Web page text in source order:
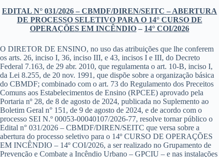
EDITAL N° 031/2026 – CBMDF/DIREN/SEITC – ABERTURA
DE PROCESSO SELETIVO PARA O 14° CURSO DE
OPERAÇÕES EM INCÊNDIO – 14° COI/2026
O DIRETOR DE ENSINO, no uso das atribuições que lhe conferem
os arts. 26, inciso I, 36, inciso III, e 43, incisos I e III, do Decreto
Federal 7.163, de 29 abr. 2010, que regulamenta o art. 10-B, inciso I,
da Lei 8.255, de 20 nov. 1991, que dispõe sobre a organização básica
do CBMDF; combinado com o art. 73 do Regulamento dos Preceitos
Comuns aos Estabelecimentos de Ensino (RPCEE) aprovado pela
Portaria nº 28, de 8 de agosto de 2024, publicada no Suplemento ao
Boletim Geral n° 151, de 9 de agosto de 2024, e de acordo com o
processo SEI N.º 00053-00040107/2026-77, resolve tornar público o
Edital n° 031/2026 – CBMDF/DIREN/SEITC que versa sobre a
abertura do processo seletivo para o 14º CURSO DE OPERAÇÕES
EM INCÊNDIO – 14º COI/2026, a ser realizado no Grupamento de
Prevenção e Combate a Incêndio Urbano – GPCIU – e nas instalações